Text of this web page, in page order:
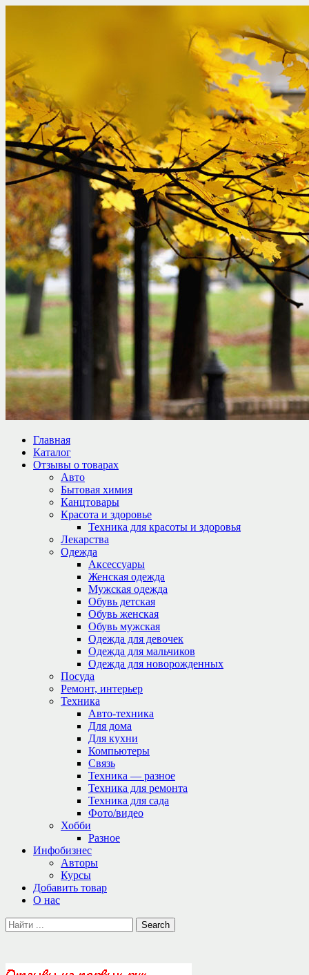
Главная
Каталог
Отзывы о товарах
Авто
Бытовая химия
Канцтовары
Красота и здоровье
Техника для красоты и здоровья
Лекарства
Одежда
Аксессуары
Женская одежда
Мужская одежда
Обувь детская
Обувь женская
Обувь мужская
Одежда для девочек
Одежда для мальчиков
Одежда для новорожденных
Посуда
Ремонт, интерьер
Техника
Авто-техника
Для дома
Для кухни
Компьютеры
Связь
Техника — разное
Техника для ремонта
Техника для сада
Фото/видео
Хобби
Разное
Инфобизнес
Авторы
Курсы
Добавить товар
О нас